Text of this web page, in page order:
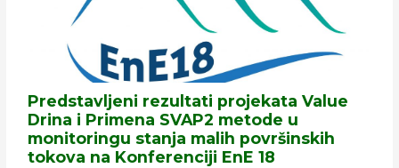
Predstavljeni rezultati projekata Value
Drina i Primena SVAP2 metode u
monitoringu stanja malih površinskih
tokova na Konferenciji EnE 18